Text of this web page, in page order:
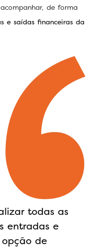
de forma
e saídas financeiras da
todas as
entradas e
de